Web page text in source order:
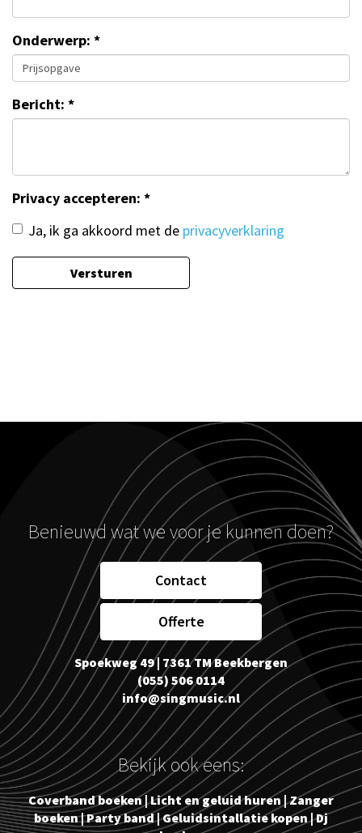
Onderwerp: *
Bericht: *
Privacy accepteren: *
Ja, ik ga akkoord met de privacyverklaring
Versturen
Benieuwd wat we voor je kunnen doen?
Contact
Offerte
Spoekweg 49 | 7361 TM Beekbergen
(055) 506 0114
info@singmusic.nl
Bekijk ook eens:
Coverband boeken |Licht en geluid huren |Zanger
boeken|Party band|Geluidsintallatie kopen|Dj